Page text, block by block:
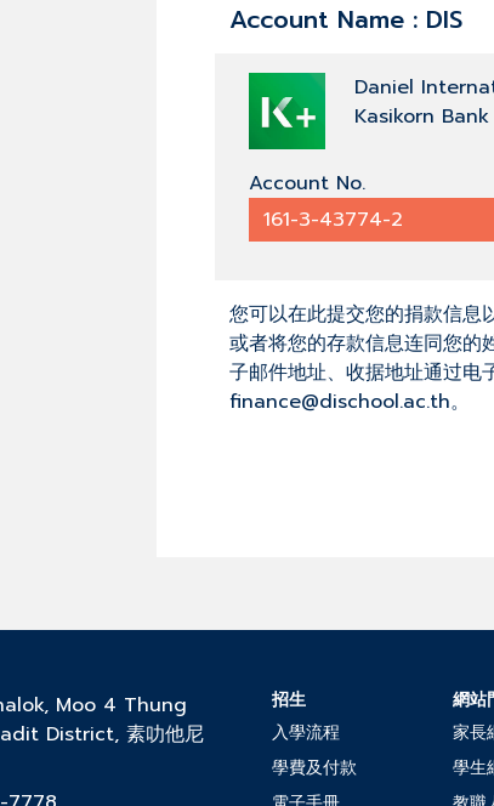
Account Name : DIS
Daniel
Kasikorn Bank
Account No.
您可以在此提交您的捐款信息
或者将您的存款信息连同您的
子邮件地址、收据地址通过电
finance@dischool.ac.th。
Moo 4 Thung
District, 素叻他尼
招生
入學流程
學費及付款
網站
家長
學生